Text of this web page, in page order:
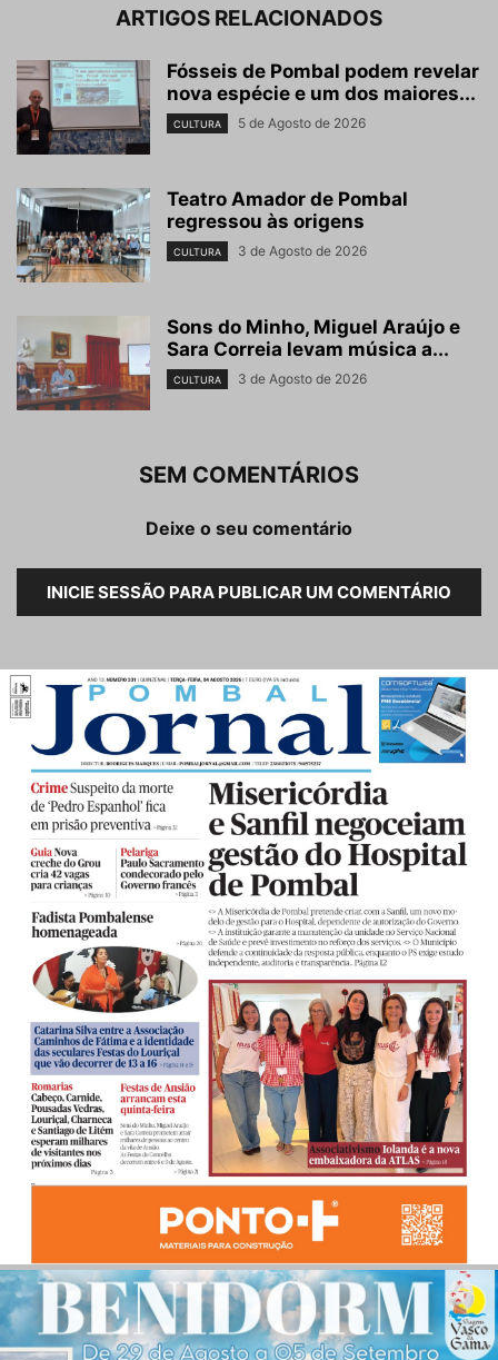
ARTIGOS RELACIONADOS
Fósseis de Pombal podem revelar
nova espécie e um dos maiores...
CULTURA 5 de Agosto de 2026
Teatro Amador de Pombal
regressou às origens
CULTURA 3 de Agosto de 2026
Sons do Minho, Miguel Araújo e
Sara Correia levam música a...
CULTURA 3 de Agosto de 2026
SEM COMENTÁRIOS
Deixe o seu comentário
INICIE SESSÃO PARA PUBLICAR UM COMENTÁRIO